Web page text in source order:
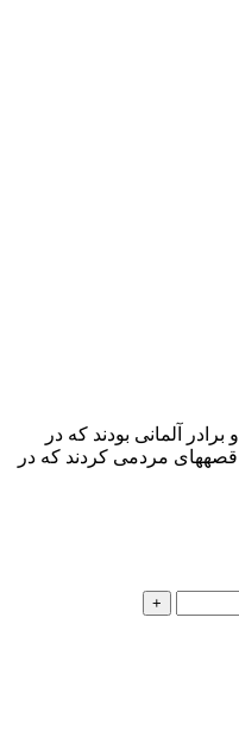
آلمانی بودند که در
قصه­های مردمی کردند که در